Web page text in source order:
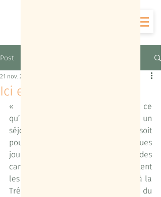
Post
Ici et maintenant
21 nov. 2025
« Hors du temps » : c’est ce
qu’expriment nos passagers, après un
séjour à bord du Pilgrim, que ce soit
pour quelques heures ou quelques
jours, sur l’étang de Thau ou le long des
canaux. C’est aussi ce que ressentent
les voyageurs après quelques nuits à la
Trémière, ce petit cocon au cœur du